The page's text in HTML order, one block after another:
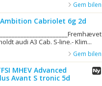
Gem bilen
Cabriolet 6g 2d
audi A3 Cab. S-line.- Klim...
Gem bilen
MHEV Advanced
Avant S tronic 5d